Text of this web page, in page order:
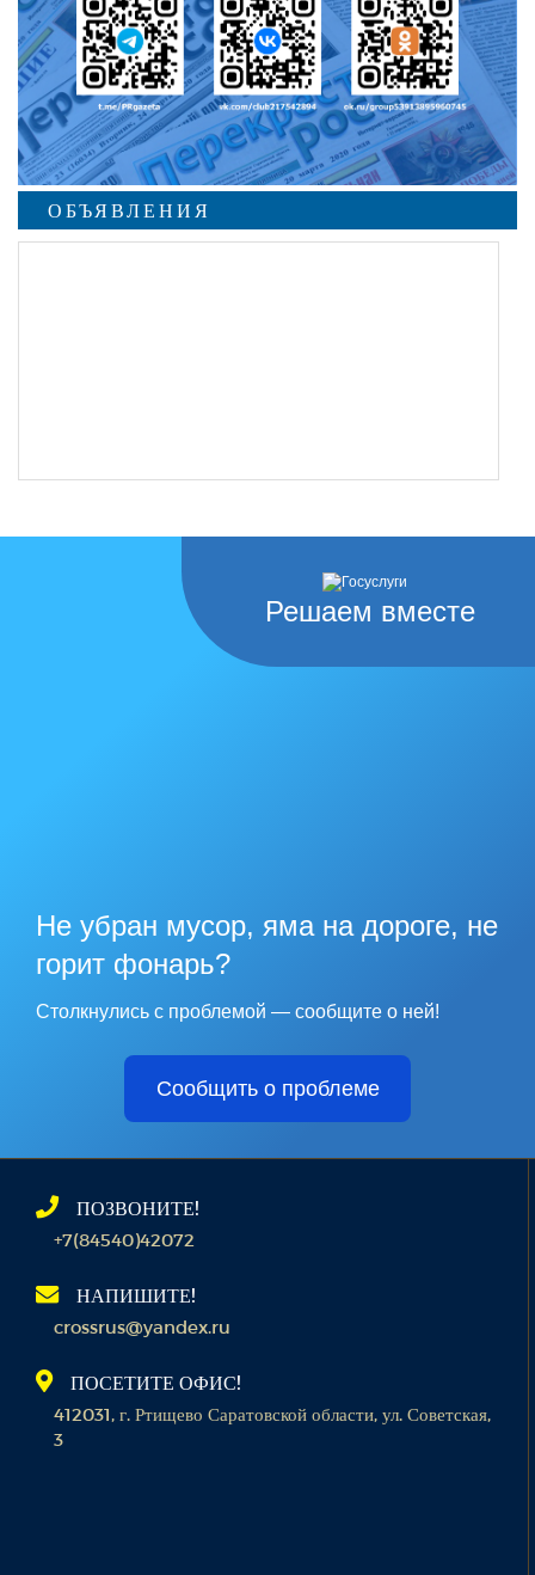
ОБЪЯВЛЕНИЯ
Решаем вместе
Не убран мусор, яма на дороге, не
горит фонарь?
Столкнулись с проблемой — сообщите о ней!
Сообщить о проблеме
ПОЗВОНИТЕ!
+7(84540)42072
НАПИШИТЕ!
crossrus@yandex.ru
ПОСЕТИТЕ ОФИС!
412031, г. Ртищево Саратовской области, ул. Советская,
3